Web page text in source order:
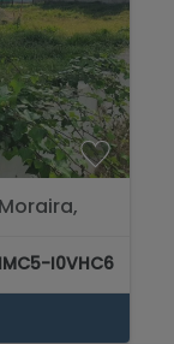
I0VHC6